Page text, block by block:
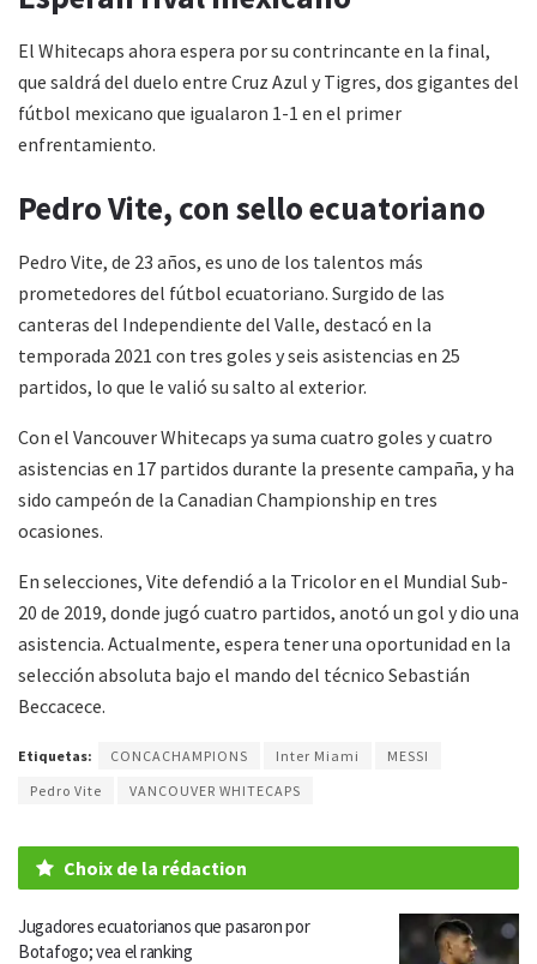
El Whitecaps ahora espera por su contrincante en la final,
que saldrá del duelo entre Cruz Azul y Tigres, dos gigantes del
fútbol mexicano que igualaron 1-1 en el primer
enfrentamiento.
Pedro Vite, con sello ecuatoriano
Pedro Vite, de 23 años, es uno de los talentos más
prometedores del fútbol ecuatoriano. Surgido de las
canteras del Independiente del Valle, destacó en la
temporada 2021 con tres goles y seis asistencias en 25
partidos, lo que le valió su salto al exterior.
Con el Vancouver Whitecaps ya suma cuatro goles y cuatro
asistencias en 17 partidos durante la presente campaña, y ha
sido campeón de la Canadian Championship en tres
ocasiones.
En selecciones, Vite defendió a la Tricolor en el Mundial Sub-
20 de 2019, donde jugó cuatro partidos, anotó un gol y dio una
asistencia. Actualmente, espera tener una oportunidad en la
selección absoluta bajo el mando del técnico Sebastián
Beccacece.
Etiquetas: CONCACHAMPIONS Inter Miami
MESSI
Pedro Vite
VANCOUVER WHITECAPS
Choix de la rédaction
Jugadores ecuatorianos que pasaron por
Botafogo; vea el ranking